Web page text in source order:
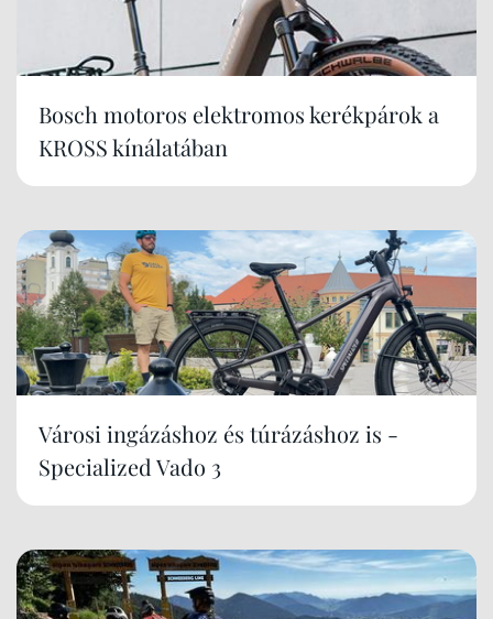
Bosch motoros elektromos kerékpárok a
KROSS kínálatában
Városi ingázáshoz és túrázáshoz is -
Specialized Vado 3